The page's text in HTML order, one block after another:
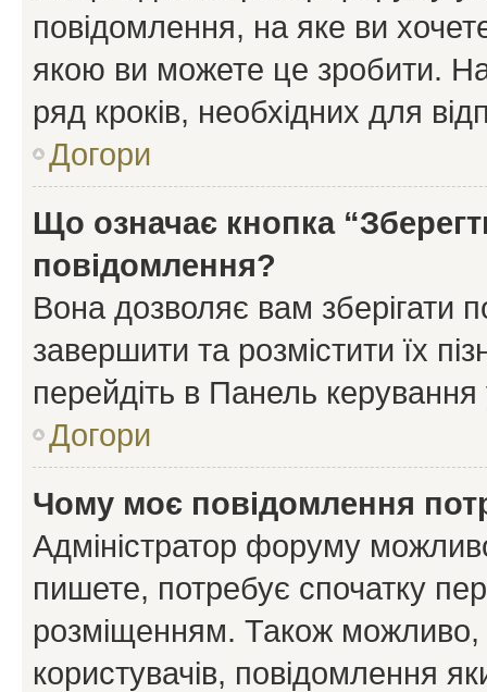
повідомлення, на яке ви
якою ви можете це зробити.
ряд кроків, необхідних для
Догори
Що означає кнопка
повідомлення?
Вона дозволяє вам зберігати
завершити та розмістити їх
перейдіть в Панель керування
Догори
Чому моє повідомлення
Адміністратор форуму
пишете, потребує спочатку
розміщенням. Також можливо,
користувачів, повідомлення